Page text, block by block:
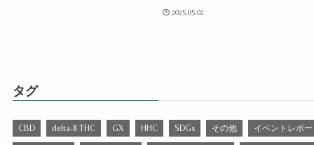
2025.05.02
タグ
CBD delta-8 THC GX HHC SDGs その他 イベントレポ